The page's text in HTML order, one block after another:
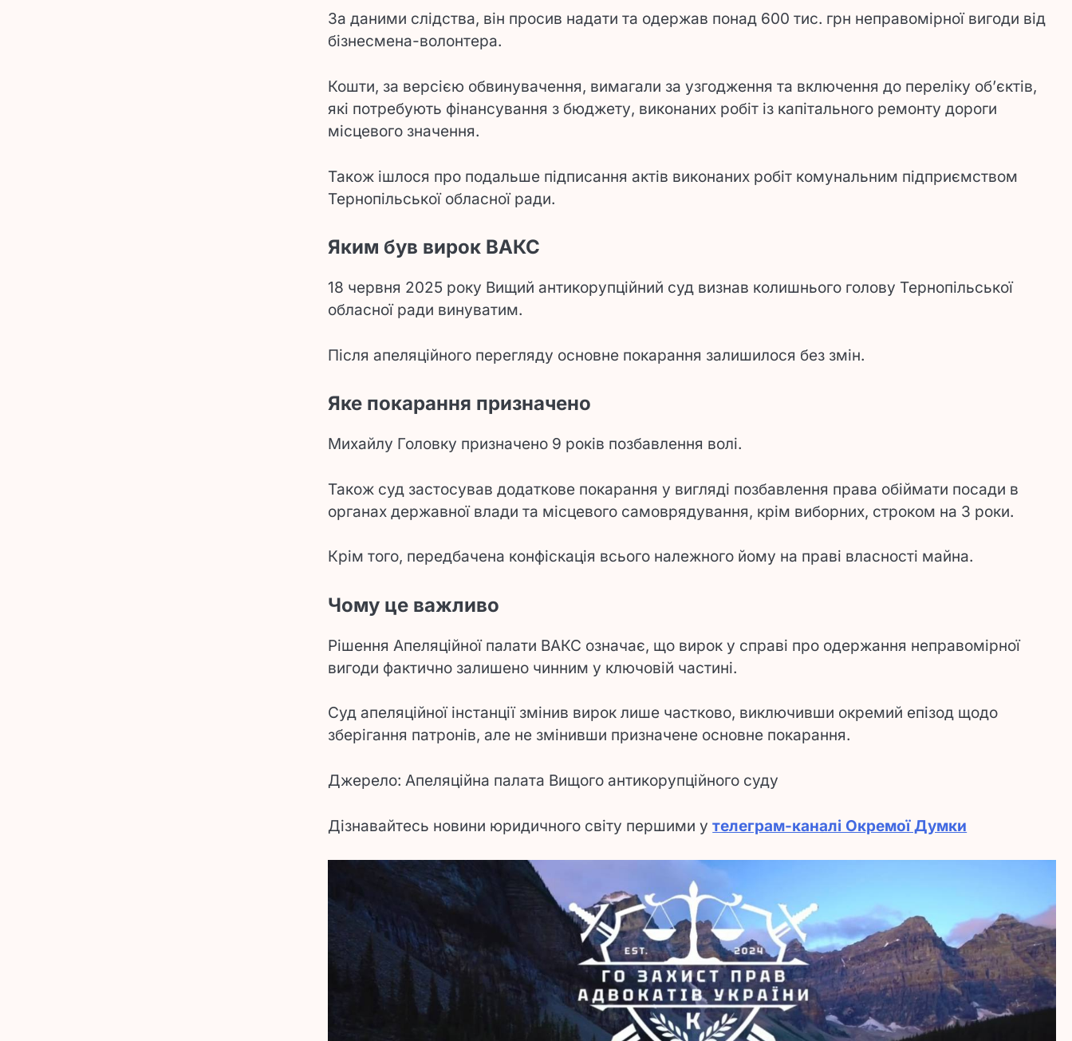
За даними слідства, він просив надати та одержав понад 600 тис. грн неправомірної вигоди від
бізнесмена-волонтера.
Кошти, за версією обвинувачення, вимагали за узгодження та включення до переліку об’єктів,
які потребують фінансування з бюджету, виконаних робіт із капітального ремонту дороги
місцевого значення.
Також ішлося про подальше підписання актів виконаних робіт комунальним підприємством
Тернопільської обласної ради.
Яким був вирок ВАКС
18 червня 2025 року Вищий антикорупційний суд визнав колишнього голову Тернопільської
обласної ради винуватим.
Після апеляційного перегляду основне покарання залишилося без змін.
Яке покарання призначено
Михайлу Головку призначено 9 років позбавлення волі.
Також суд застосував додаткове покарання у вигляді позбавлення права обіймати посади в
органах державної влади та місцевого самоврядування, крім виборних, строком на 3 роки.
Крім того, передбачена конфіскація всього належного йому на праві власності майна.
Чому це важливо
Рішення Апеляційної палати ВАКС означає, що вирок у справі про одержання неправомірної
вигоди фактично залишено чинним у ключовій частині.
Суд апеляційної інстанції змінив вирок лише частково, виключивши окремий епізод щодо
зберігання патронів, але не змінивши призначене основне покарання.
Джерело: Апеляційна палата Вищого антикорупційного суду
Дізнавайтесь новини юридичного світу першими утелеграм-каналі Окремої Думки